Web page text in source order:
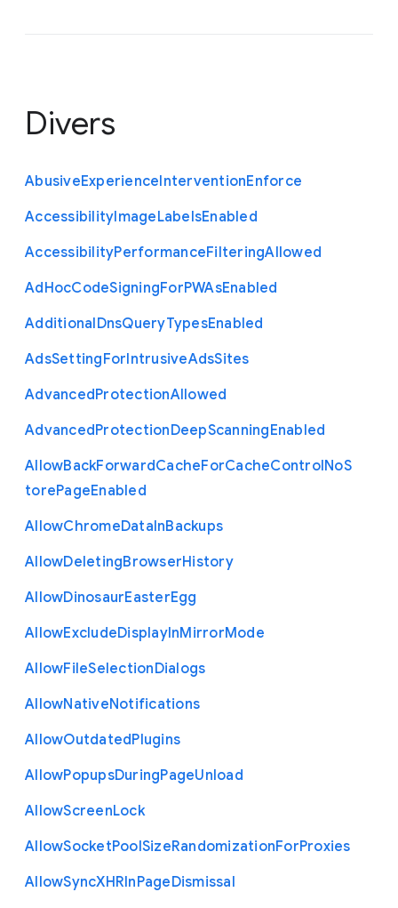
Divers
AbusiveExperienceInterventionEnforce
AccessibilityImageLabelsEnabled
AccessibilityPerformanceFilteringAllowed
AdHocCodeSigningForPWAsEnabled
AdditionalDnsQueryTypesEnabled
AdsSettingForIntrusiveAdsSites
AdvancedProtectionAllowed
AdvancedProtectionDeepScanningEnabled
AllowBackForwardCacheForCacheControlNoS
torePageEnabled
AllowChromeDataInBackups
AllowDeletingBrowserHistory
AllowDinosaurEasterEgg
AllowExcludeDisplayInMirrorMode
AllowFileSelectionDialogs
AllowNativeNotifications
AllowOutdatedPlugins
AllowPopupsDuringPageUnload
AllowScreenLock
AllowSocketPoolSizeRandomizationForProxies
AllowSyncXHRInPageDismissal